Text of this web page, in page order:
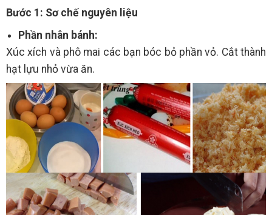
Bước 1: Sơ chế nguyên liệu
Phần nhân bánh:
Xúc xích và phô mai các bạn bóc bỏ phần vỏ. Cắt thành
hạt lựu nhỏ vừa ăn.